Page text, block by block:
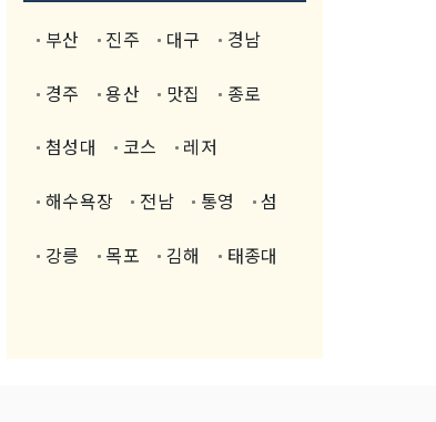
부산 진주 대구 경남
경주 용산 맛집 종로
첨성대 코스 레저
해수욕장 전남 통영 섬
강릉 목포 김해 태종대